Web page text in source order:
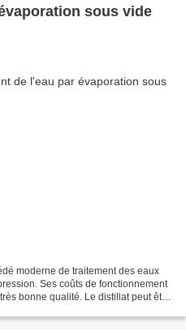
sous vide
moderne de traitement des eaux
Ses coûts de fonctionnement
bonne qualité. Le distillat peut être